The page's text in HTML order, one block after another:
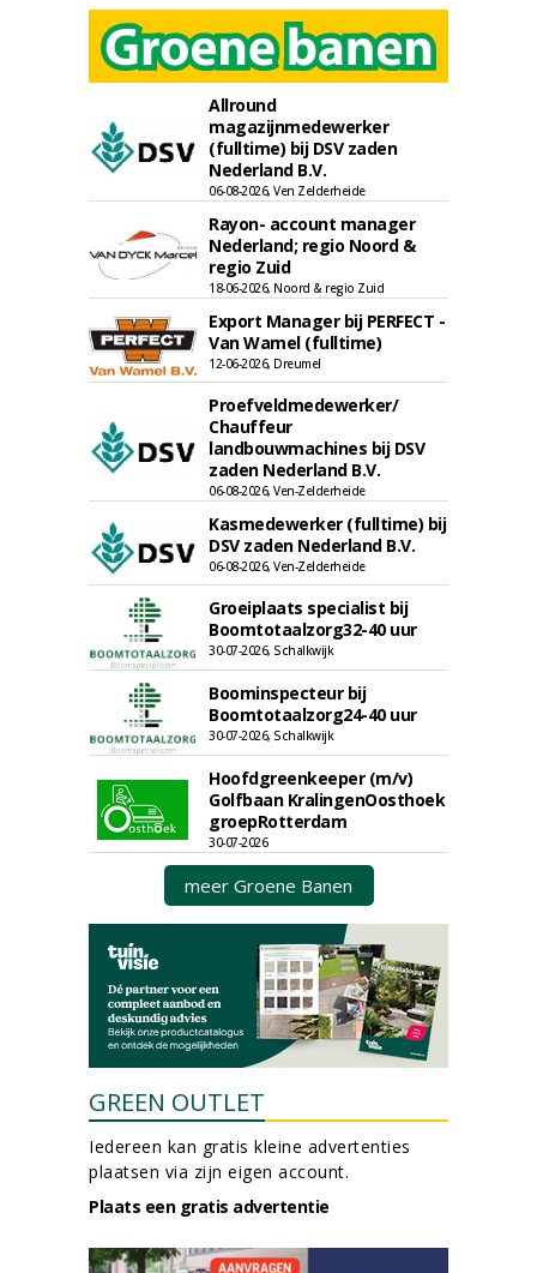
Allround
magazijnmedewerker
(fulltime) bij DSV zaden
Nederland B.V.
06-08-2026, Ven Zelderheide
Rayon- account manager
Nederland; regio Noord &
regio Zuid
18-06-2026, Noord & regio Zuid
Export Manager bij PERFECT -
Van Wamel (fulltime)
12-06-2026, Dreumel
Proefveldmedewerker/
Chauffeur
landbouwmachines bij DSV
zaden Nederland B.V.
06-08-2026, Ven-Zelderheide
Kasmedewerker (fulltime) bij
DSV zaden Nederland B.V.
06-08-2026, Ven-Zelderheide
Groeiplaats specialist bij
Boomtotaalzorg32-40 uur
30-07-2026, Schalkwijk
Boominspecteur bij
Boomtotaalzorg24-40 uur
30-07-2026, Schalkwijk
Hoofdgreenkeeper (m/v)
Golfbaan KralingenOosthoek
groepRotterdam
30-07-2026
meer Groene Banen
GREEN OUTLET
Iedereen kan gratis kleine advertenties
plaatsen via zijn eigen account.
Plaats een gratis advertentie